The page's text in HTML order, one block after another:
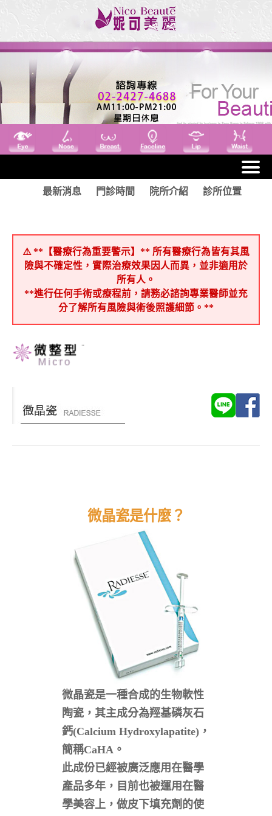
⚠️ **【醫療行為重要警示】** 所有醫療行為皆有其風
險與不確定性，實際治療效果因人而異，並非適用於
所有人。
**進行任何手術或療程前，請務必諮詢專業醫師並充
分了解所有風險與術後照護細節。**
微晶瓷是什麼？
微晶瓷是一種合成的生物軟性
陶瓷，其主成分為羥基磷灰石
鈣(Calcium Hydroxylapatite)，
簡稱CaHA。
此成份已經被廣泛應用在醫學
產品多年，目前也被運用在醫
學美容上，做皮下填充劑的使
最新消息 門診時間 院所介紹 診所位置